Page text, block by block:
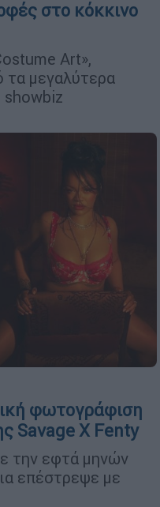
στο κόκκινο
Art»,
τα μεγαλύτερα
showbiz
φωτογράφιση
Savage X Fenty
την εφτά μηνών
επέστρεψε με